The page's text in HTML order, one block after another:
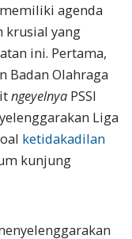
agenda
krusial yang
ini. Pertama,
Badan Olahraga
ngeyelnya PSSI
Liga
ketidakadilan
kunjung